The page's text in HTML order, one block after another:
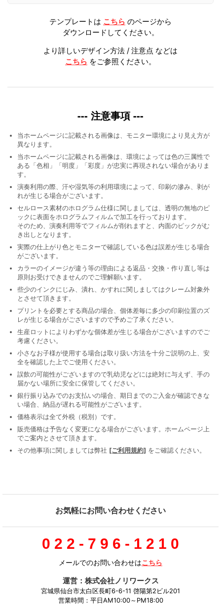
テンプレートは こちら のページから
ダウンロードしてください。
より詳しいデザイン方法 / 注意点 などは
こちら をご参照ください。
--- 注意事項 ---
当ホームページに記載される画像は、モニター環境により見え方が
異なります。
当ホームページに記載される画像は、環境によっては色の三属性で
ある「色相」「明度」「彩度」が忠実に再現されない場合がありま
す。
演奏利用の際、汗や湿気等の利用環境によって、印刷の滲み、剥が
れが生じる場合がございます。
セルロース素材のホログラム仕様に関しましては、透明の無地のピ
ックに表面をホログラムフィルムで加工を行っております。
そのため、演奏利用等でフィルムが削れますと、内面のピックがむ
き出しとなります。
実際の仕上がり色とモニターで確認している色は誤差が生じる場合
がございます。
カラーのイメージが違う等の理由による返品・交換・作り直し等は
原則お受けできませんのでご理解願います。
些少のインクにじみ、潰れ、かすれに関しましてはクレーム対象外
とさせて頂きます。
プリントを必要とする商品の場合、個体差毎に多少の印刷位置のズ
レが生じる場合がございますので予めご了承ください。
生産ロットによりわずかな個体差が生じる場合がございますのでご
考慮ください。
小さなお子様が使用する場合は取り扱い方法を十分ご説明の上、安
全を確認した上でご使用ください。
誤飲の可能性がございますので乳幼児などには絶対に与えず、手の
届かない場所に安全に保管してください。
銀行振り込みでのお支払いの場合、期日までのご入金が確認できな
い場合、納品が遅れる可能性がございます。
価格表示は全て外税（税別）です。
販売価格は予告なく変更になる場合がございます。ホームページ上
でご案内とさせて頂きます。
その他事項に関しましては弊社 [ご利用規約] をご確認ください。
お気軽にお問い合わせください
0 2 2 - 7 9 6 - 1 2 1 0
メールでのお問い合わせはこちら
運営：株式会社ノリワークス
宮城県仙台市太白区長町6-6-11 啓陽第2ビル201
営業時間：平日AM10:00～PM18:00